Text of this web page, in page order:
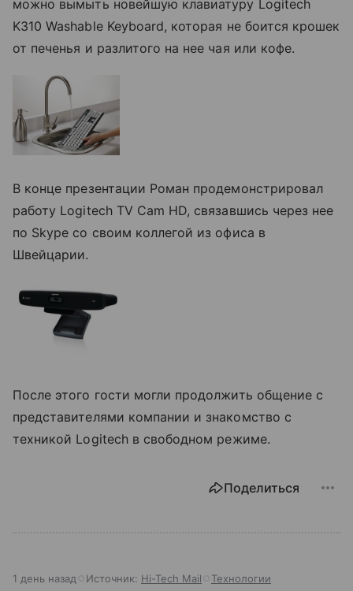
можно вымыть новейшую клавиатуру Logitech
K310 Washable Keyboard, которая не боится крошек
от печенья и разлитого на нее чая или кофе.
В конце презентации Роман продемонстрировал
работу Logitech TV Cam HD, связавшись через нее
по Skype со своим коллегой из офиса в
Швейцарии.
После этого гости могли продолжить общение с
представителями компании и знакомство с
техникой Logitech в свободном режиме.
Поделиться
1 день назад Источник: Hi-Tech Mail Технологии